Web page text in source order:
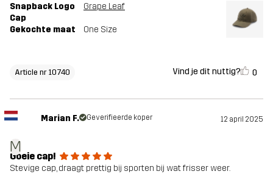
Snapback Logo
Cap
Grape Leaf
Gekochte maat One Size
Article nr 10740 Vind je dit nuttig? 0
M
Marian F. Geverifieerde koper 12 april 2025
Goeie cap!
Stevige cap, draagt prettig bij sporten bij wat frisser weer.